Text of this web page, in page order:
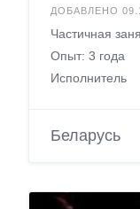
ДОБАВЛЕНО
Частичная
Опыт: 3 года
Исполнитель
Беларусь